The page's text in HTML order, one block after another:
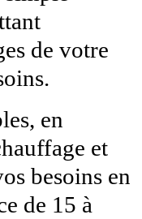
de votre
en
et
besoins en
de 15 à